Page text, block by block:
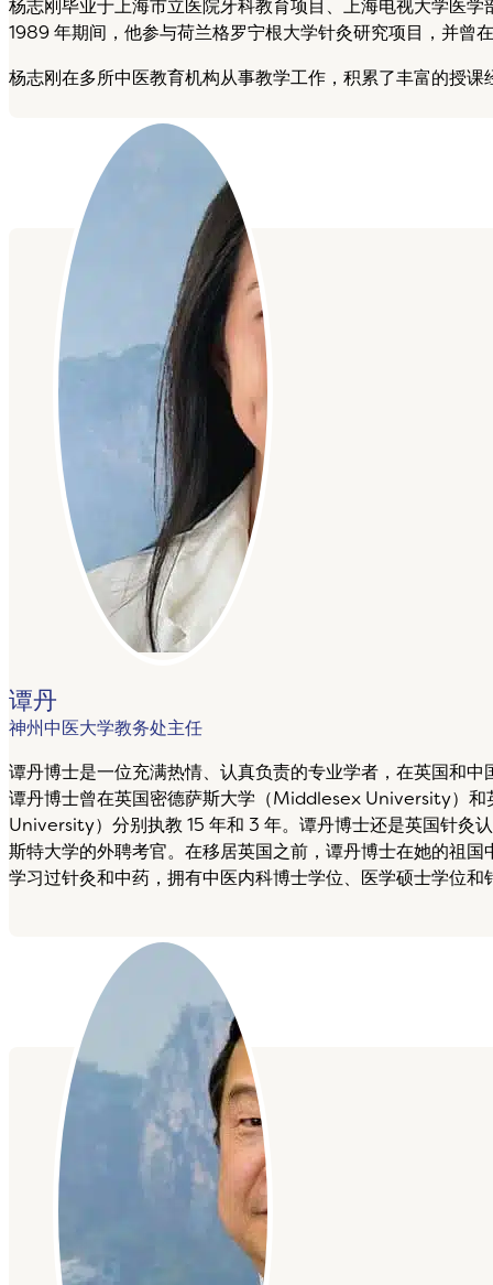
杨志刚毕业于上海市立医院牙科教育项目、上海电视大学医
1989 年期间，他参与荷兰格罗宁根大学针灸研究项目，并曾
杨志刚在多所中医教育机构从事教学工作，积累了丰富的授课
谭丹
神州中医大学教务处主任
谭丹博士是一位充满热情、认真负责的专业学者，在英国和
谭丹博士曾在英国密德萨斯大学（Middlesex University）
University）分别执教 15 年和 3 年。谭丹博士还是英国针灸
斯特大学的外聘考官。在移居英国之前，谭丹博士在她的祖
学习过针灸和中药，拥有中医内科博士学位、医学硕士学位和